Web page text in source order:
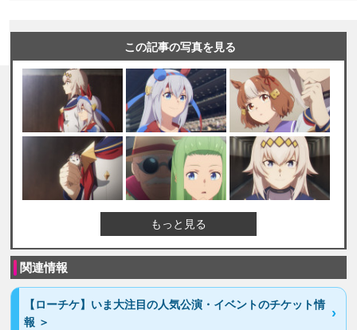
この記事の写真を見る
もっと見る
関連情報
【ローチケ】いま大注目の人気公演・イベントのチケット情
報 ＞